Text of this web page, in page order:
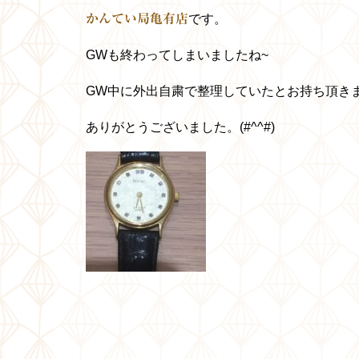
かんてい局亀有店です。
GWも終わってしまいましたね~
GW中に外出自粛で整理していたとお持ち頂き
ありがとうございました。(#^^#)